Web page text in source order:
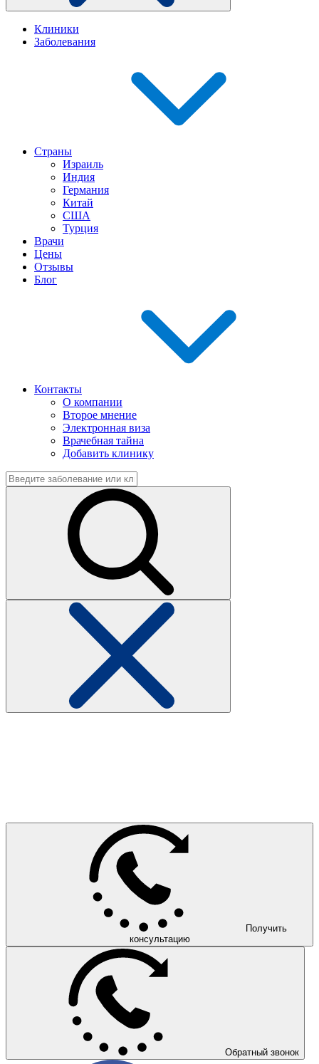
Клиники
Заболевания
Страны
Израиль
Индия
Германия
Китай
США
Турция
Врачи
Цены
Отзывы
Блог
Контакты
О компании
Второе мнение
Электронная виза
Врачебная тайна
Добавить клинику
Получить
консультацию
Обратный звонок